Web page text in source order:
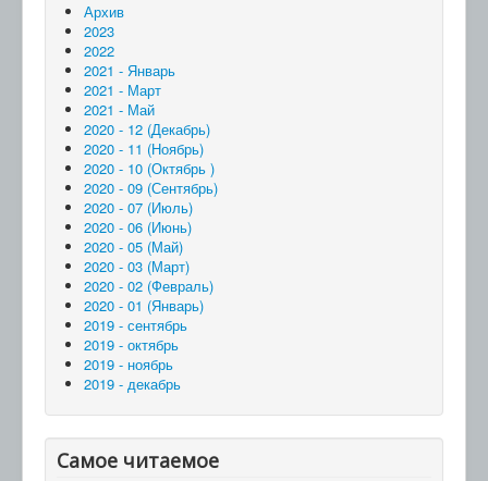
Архив
2023
2022
2021 - Январь
2021 - Март
2021 - Май
2020 - 12 (Декабрь)
2020 - 11 (Ноябрь)
2020 - 10 (Октябрь )
2020 - 09 (Сентябрь)
2020 - 07 (Июль)
2020 - 06 (Июнь)
2020 - 05 (Май)
2020 - 03 (Март)
2020 - 02 (Февраль)
2020 - 01 (Январь)
2019 - сентябрь
2019 - октябрь
2019 - ноябрь
2019 - декабрь
Самое читаемое